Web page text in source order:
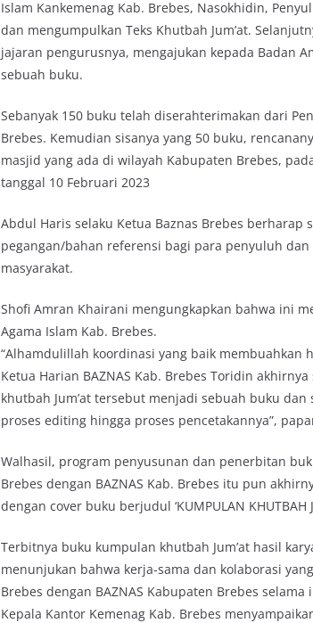
Islam Kankemenag Kab. Brebes, Nasokhidin,
dan mengumpulkan Teks Khutbah Jum’at.
jajaran pengurusnya, mengajukan kepada Badan
sebuah buku.
Sebanyak 150 buku telah diserahterimakan dari
Brebes. Kemudian sisanya yang 50 buku,
masjid yang ada di wilayah Kabupaten Brebes,
tanggal 10 Februari 2023
Abdul Haris selaku Ketua Baznas Brebes
pegangan/bahan referensi bagi para penyuluh
masyarakat.
Shofi Amran Khairani mengungkapkan bahwa ini
Agama Islam Kab. Brebes.
“Alhamdulillah koordinasi yang baik membuahkan
Ketua Harian BAZNAS Kab. Brebes Toridin
khutbah Jum’at tersebut menjadi sebuah buku
proses editing hingga proses pencetakannya”,
Walhasil, program penyusunan dan penerbitan
Brebes dengan BAZNAS Kab. Brebes itu pun
dengan cover buku berjudul ‘KUMPULAN KHUTBAH
Terbitnya buku kumpulan khutbah Jum’at hasil
menunjukan bahwa kerja-sama dan kolaborasi
Brebes dengan BAZNAS Kabupaten Brebes
Kepala Kantor Kemenag Kab. Brebes